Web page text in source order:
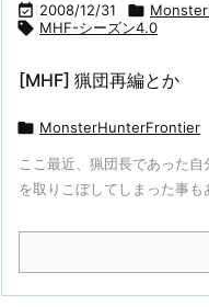
 2008/12/31 
 MHF-シーズン4.0
[MHF] 猟団再編とか
 MonsterHunterFrontier
ここ最近、猟団長であった
を取りこぼしてしまった事も